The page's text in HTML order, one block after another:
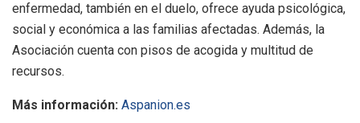
enfermedad, también en el duelo, ofrece ayuda psicológica,
social y económica a las familias afectadas. Además, la
Asociación cuenta con pisos de acogida y multitud de
recursos.
Más información: Aspanion.es